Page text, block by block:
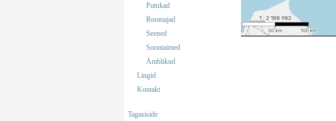
Putukad
Roomajad
Seened
Soontaimed
Ämblikud
Lingid
Kontakt
Tagasiside